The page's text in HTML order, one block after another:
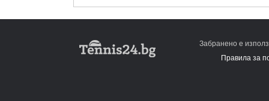
Забранено е
Правила за